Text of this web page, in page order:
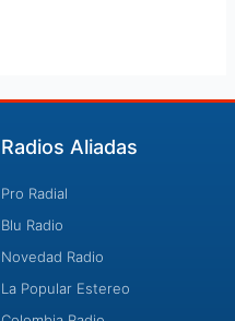
Radios Aliadas
Pro Radial
Blu Radio
Novedad Radio
La Popular Estereo